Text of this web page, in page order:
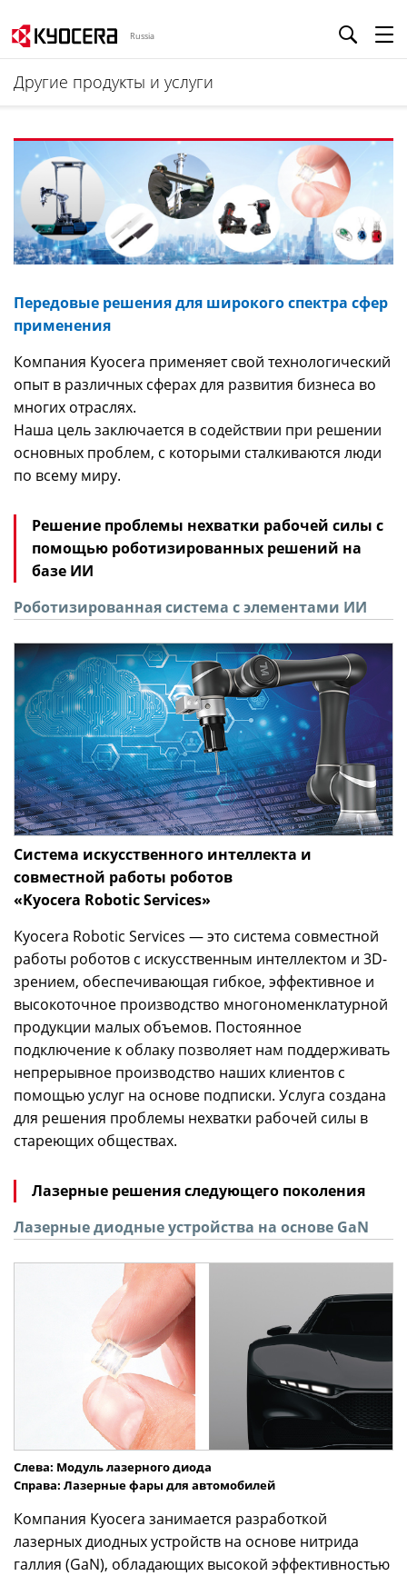
Russia
Другие продукты и услуги
Передовые решения для широкого спектра сфер
применения
Компания Kyocera применяет свой технологический
опыт в различных сферах для развития бизнеса во
многих отраслях.
Наша цель заключается в содействии при решении
основных проблем, с которыми сталкиваются люди
по всему миру.
Решение проблемы нехватки рабочей силы с
помощью роботизированных решений на
базе ИИ
Роботизированная система с элементами ИИ
Система искусственного интеллекта и
совместной работы роботов
«Kyocera Robotic Services»
Kyocera Robotic Services — это система совместной
работы роботов с искусственным интеллектом и 3D-
зрением, обеспечивающая гибкое, эффективное и
высокоточное производство многономенклатурной
продукции малых объемов. Постоянное
подключение к облаку позволяет нам поддерживать
непрерывное производство наших клиентов с
помощью услуг на основе подписки. Услуга создана
для решения проблемы нехватки рабочей силы в
стареющих обществах.
Лазерные решения следующего поколения
Лазерные диодные устройства на основе GaN
Слева: Модуль лазерного диода
Справа: Лазерные фары для автомобилей
Компания Kyocera занимается разработкой
лазерных диодных устройств на основе нитрида
галлия (GaN), обладающих высокой эффективностью